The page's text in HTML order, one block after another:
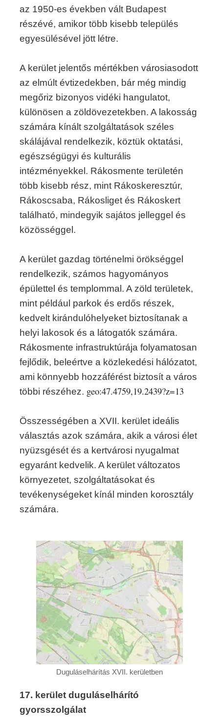
az 1950-es években vált Budapest
részévé, amikor több kisebb település
egyesülésével jött létre.
A kerület jelentős mértékben városiasodott
az elmúlt évtizedekben, bár még mindig
megőriz bizonyos vidéki hangulatot,
különösen a zöldövezetekben. A lakosság
számára kínált szolgáltatások széles
skálájával rendelkezik, köztük oktatási,
egészségügyi és kulturális
intézményekkel. Rákosmente területén
több kisebb rész, mint Rákoskeresztúr,
Rákoscsaba, Rákosliget és Rákoskert
található, mindegyik sajátos jelleggel és
közösséggel.
A kerület gazdag történelmi örökséggel
rendelkezik, számos hagyományos
épülettel és templommal. A zöld területek,
mint például parkok és erdős részek,
kedvelt kirándulóhelyeket biztosítanak a
helyi lakosok és a látogatók számára.
Rákosmente infrastruktúrája folyamatosan
fejlődik, beleértve a közlekedési hálózatot,
ami könnyebb hozzáférést biztosít a város
többi részéhez. geo:47.4759,19.2439?z=13
Összességében a XVII. kerület ideális
választás azok számára, akik a városi élet
nyüzsgését és a kertvárosi nyugalmat
egyaránt kedvelik. A kerület változatos
környezetet, szolgáltatásokat és
tevékenységeket kínál minden korosztály
számára.
Duguláselhárítás XVII. kerületben
17. kerület duguláselhárító
gyorsszolgálat